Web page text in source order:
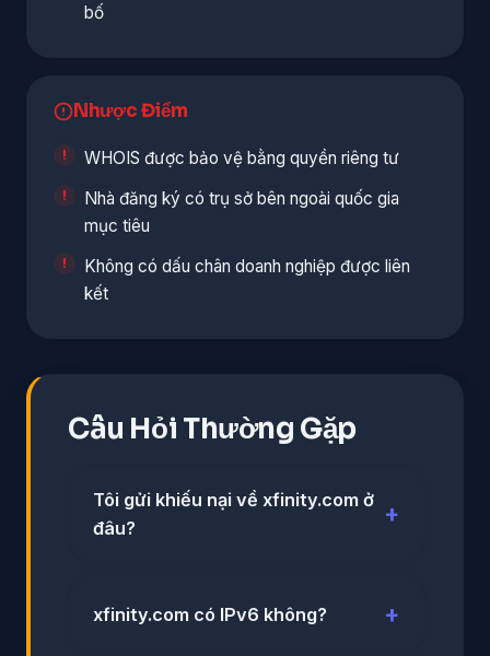
bố
Nhược Điểm
WHOIS được bảo vệ bằng quyền riêng tư
Nhà đăng ký có trụ sở bên ngoài quốc gia
mục tiêu
Không có dấu chân doanh nghiệp được liên
kết
Câu Hỏi Thường Gặp
Tôi gửi khiếu nại về xfinity.com ở
đâu?
xfinity.com có IPv6 không?